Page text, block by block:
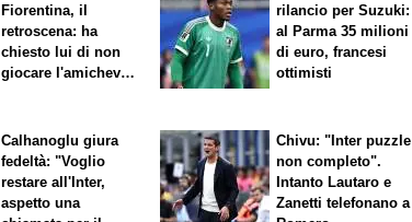
Fiorentina, il
retroscena: ha
chiesto lui di non
giocare l'amichevole
rilancio per Suzuki:
al Parma 35 milioni
di euro, francesi
ottimisti
Calhanoglu giura
fedeltà: "Voglio
restare all'Inter,
aspetto una
Chivu: "Inter puzzle
non completo".
Intanto Lautaro e
Zanetti telefonano a